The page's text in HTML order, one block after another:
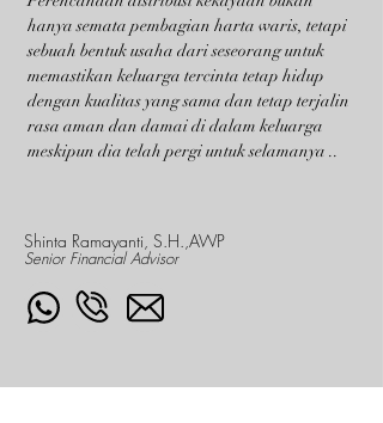
hanya semata pembagian harta waris, tetapi
sebuah bentuk usaha dari seseorang untuk
memastikan keluarga tercinta tetap hidup
dengan kualitas yang sama dan tetap terjalin
rasa aman dan damai di dalam keluarga
meskipun dia telah pergi untuk selamanya ..
Shinta Ramayanti, S.H.,AWP
Senior Financial Advisor